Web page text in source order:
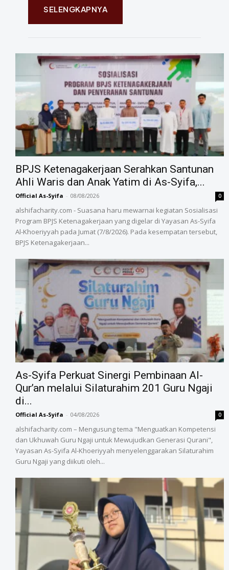
SELENGKAPNYA
BPJS Ketenagakerjaan Serahkan Santunan
Ahli Waris dan Anak Yatim di As-Syifa,...
Official As-Syifa - 08/08/2026 0
alshifacharity.com - Suasana haru mewarnai kegiatan Sosialisasi
Program BPJS Ketenagakerjaan yang digelar di Yayasan As-Syifa
Al-Khoeriyyah pada Jumat (7/8/2026). Pada kesempatan tersebut,
BPJS Ketenagakerjaan...
As-Syifa Perkuat Sinergi Pembinaan Al-
Qur’an melalui Silaturahim 201 Guru Ngaji
di...
Official As-Syifa - 04/08/2026 0
alshifacharity.com – Mengusung tema "Menguatkan Kompetensi
dan Ukhuwah Guru Ngaji untuk Mewujudkan Generasi Qurani",
Yayasan As-Syifa Al-Khoeriyyah menyelenggarakan Silaturahim
Guru Ngaji yang diikuti oleh...